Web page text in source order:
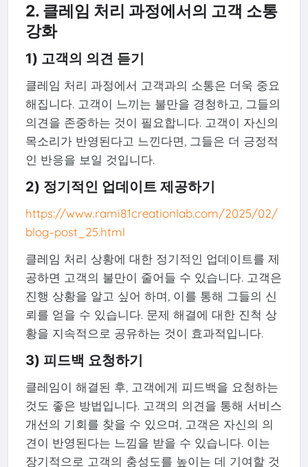
2. 클레임 처리 과정에서의 고객 소통
강화
1) 고객의 의견 듣기
클레임 처리 과정에서 고객과의 소통은 더욱 중요
해집니다. 고객이 느끼는 불만을 경청하고, 그들의
의견을 존중하는 것이 필요합니다. 고객이 자신의
목소리가 반영된다고 느낀다면, 그들은 더 긍정적
인 반응을 보일 것입니다.
2) 정기적인 업데이트 제공하기
https://www.rami81creationlab.com/2025/02/
blog-post_25.html
클레임 처리 상황에 대한 정기적인 업데이트를 제
공하면 고객의 불만이 줄어들 수 있습니다. 고객은
진행 상황을 알고 싶어 하며, 이를 통해 그들의 신
뢰를 얻을 수 있습니다. 문제 해결에 대한 진척 상
황을 지속적으로 공유하는 것이 효과적입니다.
3) 피드백 요청하기
클레임이 해결된 후, 고객에게 피드백을 요청하는
것도 좋은 방법입니다. 고객의 의견을 통해 서비스
개선의 기회를 찾을 수 있으며, 고객은 자신의 의
견이 반영된다는 느낌을 받을 수 있습니다. 이는
장기적으로 고객의 충성도를 높이는 데 기여할 것